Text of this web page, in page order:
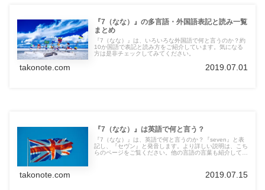
『7（なな）』の多言語・外国語表記と読み一覧
まとめ
『7（なな）』は、いろいろな外国語で何と言うのか？約
10か国語で表記と読み方をご紹介しています。気になる
方は是非チェックしてみてください。
takonote.com 2019.07.01
『7（なな）』は英語で何と言う？
『7（なな）』は、英語で何と言うのか？『seven』と表
記し、『セヴン』と発音します。より詳しい説明は、こち
らのページをご覧ください。他の言語の言葉も紹介してい
takonote.com 2019.07.15